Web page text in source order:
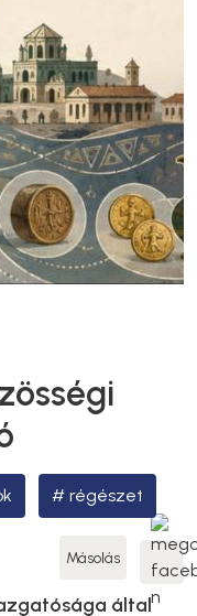
régészet
Másolás
által